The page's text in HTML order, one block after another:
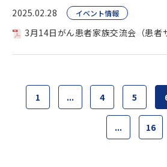
2025.02.28 イベント情報
3月14日がん患者家族交流会（患者サ
1 ... 4 5
... 16